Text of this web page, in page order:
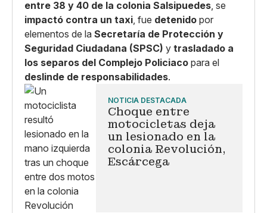
entre 38 y 40 de la colonia Salsipuedes, se
impactó contra un taxi, fue detenido por
elementos de la Secretaría de Protección y
Seguridad Ciudadana (SPSC) y trasladado a
los separos del Complejo Policiaco para el
deslinde de responsabilidades.
NOTICIA DESTACADA
Choque entre
motocicletas deja
un lesionado en la
colonia Revolución,
Escárcega